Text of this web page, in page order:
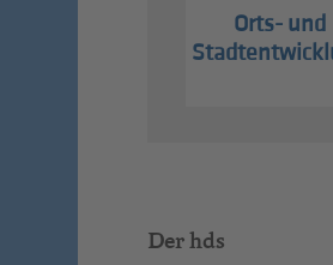
Orts- und
Der hds